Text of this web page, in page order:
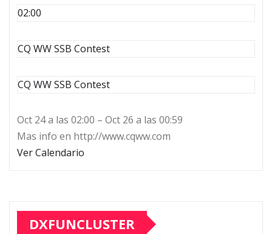
02:00
CQ WW SSB Contest
CQ WW SSB Contest
Oct 24 a las 02:00 – Oct 26 a las 00:59
Mas info en http://www.cqww.com
Ver Calendario
DXFUNCLUSTER